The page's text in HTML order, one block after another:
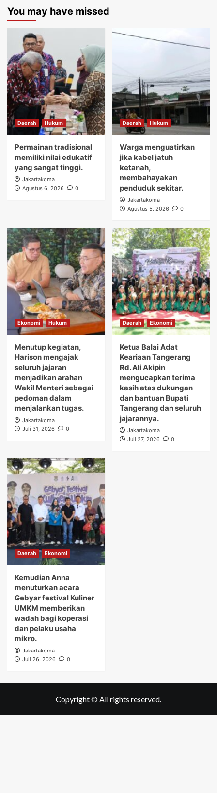
You may have missed
Daerah Hukum
Permainan tradisional
memiliki nilai edukatif
yang sangat tinggi.
Jakartakoma
Agustus 6, 2026
0
Daerah Hukum
Warga menguatirkan
jika kabel jatuh
ketanah,
membahayakan
penduduk sekitar.
Jakartakoma
Agustus 5, 2026
0
Ekonomi Hukum
Menutup kegiatan,
Harison mengajak
seluruh jajaran
menjadikan arahan
Wakil Menteri sebagai
pedoman dalam
menjalankan tugas.
Jakartakoma
Juli 31, 2026
0
Daerah Ekonomi
Ketua Balai Adat
Keariaan Tangerang
Rd. Ali Akipin
mengucapkan terima
kasih atas dukungan
dan bantuan Bupati
Tangerang dan seluruh
jajarannya.
Jakartakoma
Juli 27, 2026
0
Daerah Ekonomi
Kemudian Anna
menuturkan acara
Gebyar festival Kuliner
UMKM memberikan
wadah bagi koperasi
dan pelaku usaha
mikro.
Jakartakoma
Juli 26, 2026
0
Copyright © All rights reserved.